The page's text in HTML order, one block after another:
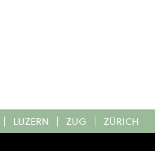
| LUZERN | ZUG | ZÜRICH